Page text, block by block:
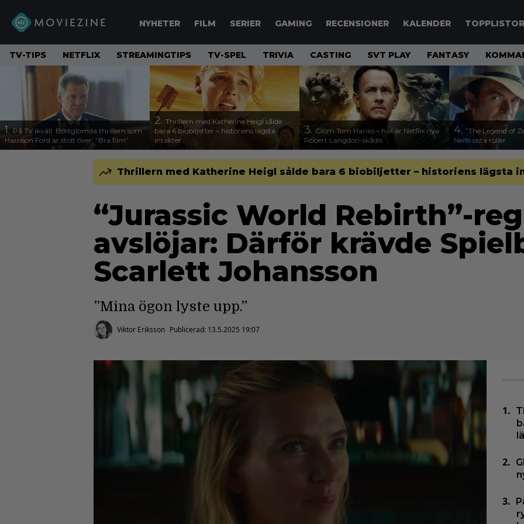
NYHETER FILM SERIER GAMING RECENSIONER KALENDER TOPPLISTOR
TV-TIPS NETFLIX STREAMINGTIPS TV-SPEL TRIVIA CASTING SVT PLAY FANTASY
1. På TV ikväll: Bortglömda thrillern som
Harrison Ford är stolt över: ”Bra film”
2. Thrillern med Katherine Heigl sålde
bara 6 biobiljetter – historiens lägsta
intäkter
3. Glöm Tom Hanks – här är Netflix nya
Robert Langdon-skådis
4. ”The Legend of
Neills sista roller
Thrillern med Katherine Heigl sålde bara 6 biobiljetter – historiens lägsta
“Jurassic World Rebirth”-
avslöjar: Därför krävde
Scarlett Johansson
”Mina ögon lyste upp.”
Viktor Eriksson Publicerad: 13.5.2025 19:07